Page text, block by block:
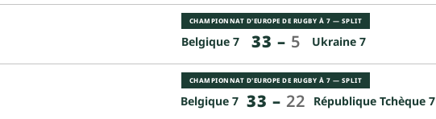
CHAMPIONNAT D'EUROPE DE RUGBY À 7 — SPLIT
Belgique 7 33 – 5 Ukraine 7
CHAMPIONNAT D'EUROPE DE RUGBY À 7 — SPLIT
Belgique 7 33 – 22 République Tchèque 7